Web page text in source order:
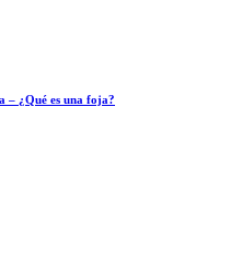
– ¿Qué es una foja?